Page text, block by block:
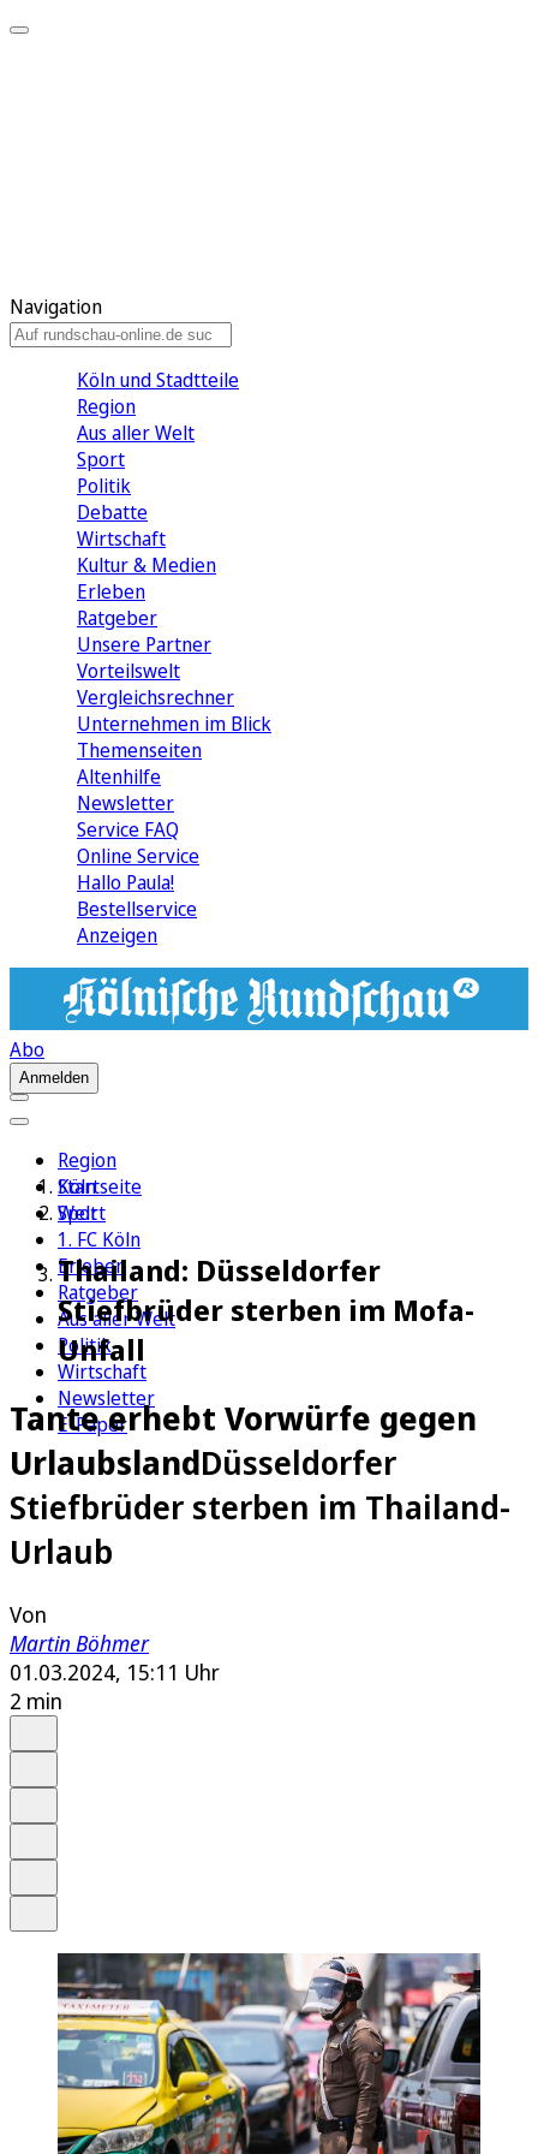
Navigation
Köln und Stadtteile
Region
Aus aller Welt
Sport
Politik
Debatte
Wirtschaft
Kultur & Medien
Erleben
Ratgeber
Unsere Partner
Vorteilswelt
Vergleichsrechner
Unternehmen im Blick
Themenseiten
Altenhilfe
Newsletter
Service FAQ
Online Service
Hallo Paula!
Bestellservice
Anzeigen
Abo
Anmelden
Region
Köln
Sport
1. FC Köln
Erleben
Ratgeber
Aus aller Welt
Politik
Wirtschaft
Newsletter
E-Paper
Startseite
Welt
Thailand: Düsseldorfer
Stiefbrüder sterben im Mofa-
Unfall
Tante erhebt Vorwürfe gegen
UrlaubslandDüsseldorfer
Stiefbrüder sterben im Thailand-
Urlaub
Von
Martin Böhmer
01.03.2024, 15:11 Uhr
2 min